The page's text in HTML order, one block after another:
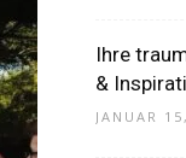
Ihre
&
JANUAR